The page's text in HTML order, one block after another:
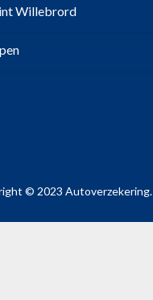
Willebrord
© 2023 Autoverzekering.